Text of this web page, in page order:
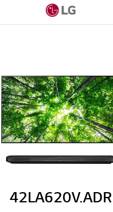
42LA620V.ADR